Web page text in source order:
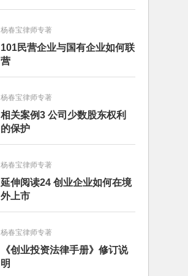
杨春宝律师专著
101民营企业与国有企业如何联
营
杨春宝律师专著
相关案例3 公司少数股东权利
的保护
杨春宝律师专著
延伸阅读24 创业企业如何在境
外上市
杨春宝律师专著
《创业投资法律手册》修订说
明